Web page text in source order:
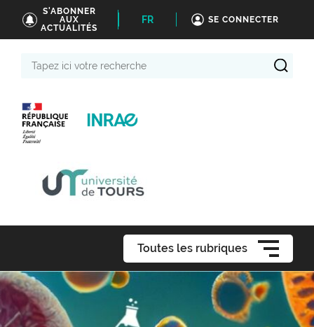
S'ABONNER
AUX
ACTUALITÉS
FR SE CONNECTER
Toutes les rubriques